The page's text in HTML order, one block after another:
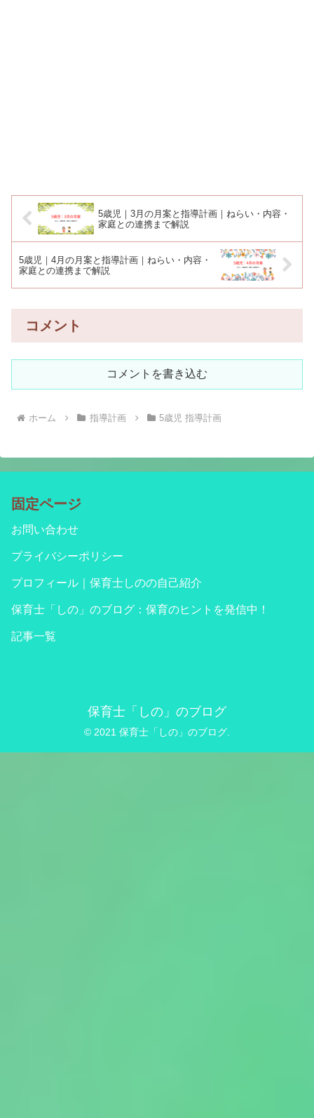
5歳児｜3月の月案と指導計画｜ねらい・内容・
家庭との連携まで解説
5歳児｜4月の月案と指導計画｜ねらい・内容・
家庭との連携まで解説
コメント
コメントを書き込む
ホーム 指導計画 5歳児 指導計画
固定ページ
お問い合わせ
プライバシーポリシー
プロフィール｜保育士しのの自己紹介
保育士「しの」のブログ：保育のヒントを発信中！
記事一覧
保育士「しの」のブログ
© 2021 保育士「しの」のブログ.